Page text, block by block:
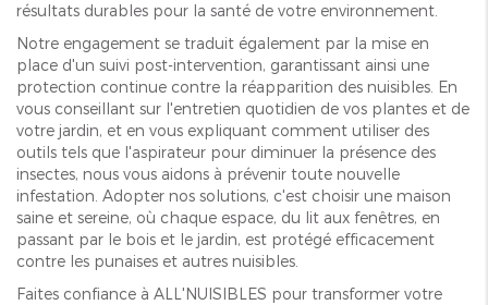
résultats durables pour la santé de votre environnement.
Notre engagement se traduit également par la mise en
place d'un suivi post-intervention, garantissant ainsi une
protection continue contre la réapparition des nuisibles. En
vous conseillant sur l'entretien quotidien de vos plantes et de
votre jardin, et en vous expliquant comment utiliser des
outils tels que l'aspirateur pour diminuer la présence des
insectes, nous vous aidons à prévenir toute nouvelle
infestation. Adopter nos solutions, c'est choisir une maison
saine et sereine, où chaque espace, du lit aux fenêtres, en
passant par le bois et le jardin, est protégé efficacement
contre les punaises et autres nuisibles.
Faites confiance à ALL'NUISIBLES pour transformer votre